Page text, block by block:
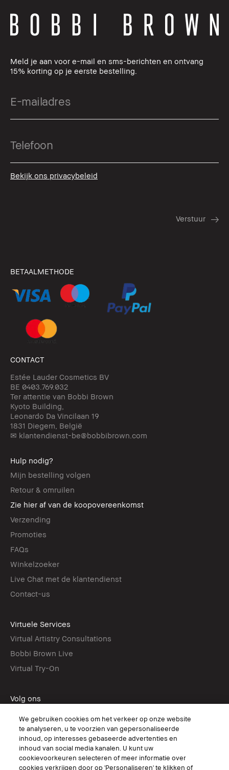
Meld je aan voor e-mail en sms-berichten en ontvang
15% korting op je eerste bestelling.
Bekijk ons privacybeleid
BETAALMETHODE
CONTACT
Estée Lauder Cosmetics BV
BE 0403.769.032
Ter attentie van Bobbi Brown
Kyoto Building,
Leonardo Da Vincilaan 19
1831 Diegem, België
✉ klantendienst-be@bobbibrown.com
Hulp nodig?
Mijn bestelling volgen
Retour & omruilen
Zie hier af van de koopovereenkomst
Verzending
Promoties
FAQs
Winkelzoeker
Live Chat met de klantendienst
Contact-us
Virtuele Services
Virtual Artistry Consultations
Bobbi Brown Live
Virtual Try-On
Volg ons
© Bobbi Brown Professional Cosmetics, Inc. All worldwide rights reserved.
Algemene voorwaarden
We gebruiken cookies om het verkeer op onze website
te analyseren, u te voorzien van gepersonaliseerde
inhoud, op interesses gebaseerde advertenties en
inhoud van social media kanalen. U kunt uw
cookievoorkeuren selecteren of meer informatie over
cookies verkrijgen door op 'Personaliseren' te klikken of